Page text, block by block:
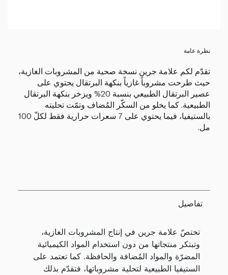
نظرة عامة
تقدّم لكم علامة جرين نسخة صحية من المشروبات الغازية،
حيث طرحت مشروباً غازياً بنكهة البرتقال يحتوي على
عصير البرتقال الطبيعي بنسبة 20% ويزخر بنكهة البرتقال
الطبيعية. كما يخلو من السكّر المُضاف وتمّت تحليته
بالستيفيا، فيما يحتوي على 7 سعرات حرارية فقط لكلّ 100
مل.
تفاصيل
تختصّ علامة جرين في إنتاج المشروبات الغازية،
وتبتكر منتجاتها من دون استخدام المواد الكيميائية
المضرّة والمواد المُضافة والحافظة. كما تعتمد على
الستيفيا الطبيعية لتحلية مشروباتها، فتقدّم بذلك